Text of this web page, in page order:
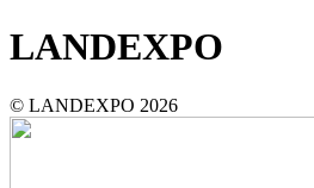
LANDEXPO
© LANDEXPO 2026